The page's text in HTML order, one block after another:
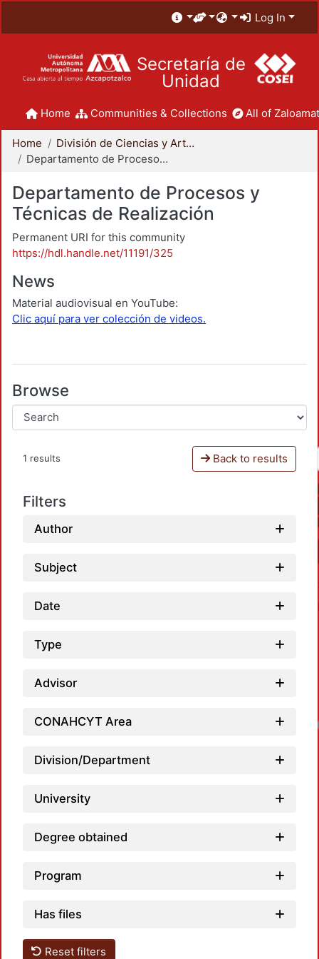
Log In
Secretaría de
Unidad
Home Communities & Collections All of
Home
División de Ciencias y Artes para el Diseño
Departamento de Procesos y Técnicas de Realización
Departamento de Procesos y
Técnicas de Realización
Permanent URI for this community
https://hdl.handle.net/11191/325
News
Material audiovisual en YouTube:
Clic aquí para ver colección de videos.
Browse
1 results Back to results
Filters
Author
Subject
Date
Type
Advisor
CONAHCYT Area
Division/Department
University
Degree obtained
Program
Has files
Reset filters